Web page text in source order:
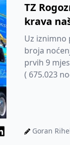
TZ
krava
Uz iznimno
broja
prvih 9
( 675.023
Goran